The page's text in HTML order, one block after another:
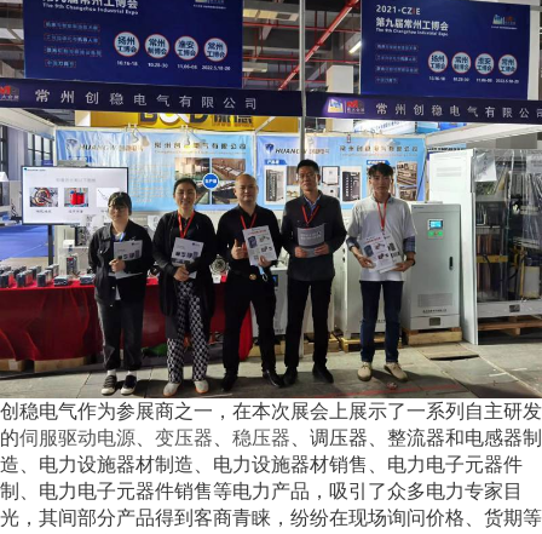
创稳电气作为参展商之一，在本次展会上展示了一系列自主研发
的伺服驱动电源、 变压器、 稳压器、调压器、整流器和电感器制
造、电力设施器材制造、电力设施器材销售、电力电子元器件
制、电力电子元器件销售等电力产品，吸引了众多电力专家目
光，其间部分产品得到客商青睐，纷纷在现场询问价格、货期等